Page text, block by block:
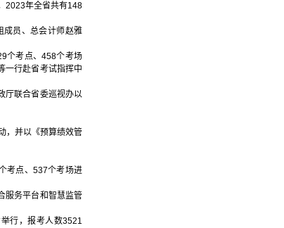
2023年全省共有148
成员、总会计师赵雅
个考点、458个考场
一行赴省考试指挥中
厅联合省委巡视办以
，并以《预算绩效管
考点、537个考场进
服务平台和智慧监管
行，报考人数3521